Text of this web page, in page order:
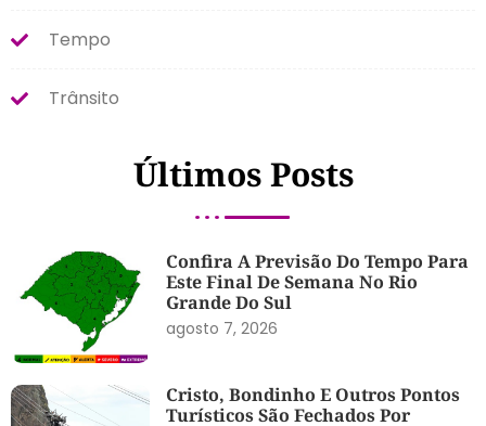
Tempo
Trânsito
Últimos Posts
Confira A Previsão Do Tempo Para
Este Final De Semana No Rio
Grande Do Sul
agosto 7, 2026
Cristo, Bondinho E Outros Pontos
Turísticos São Fechados Por